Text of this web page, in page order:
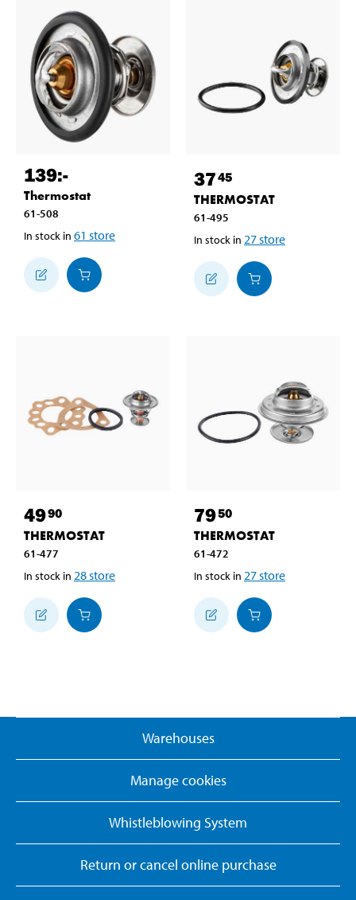
139:-
Thermostat
61-508
In stock in 61 store
3745
THERMOSTAT
61-495
In stock in 27store
4990
THERMOSTAT
61-477
In stock in 28store
7950
THERMOSTAT
61-472
In stock in 27store
Warehouses
Manage cookies
Whistleblowing System
Return or cancel online purchase